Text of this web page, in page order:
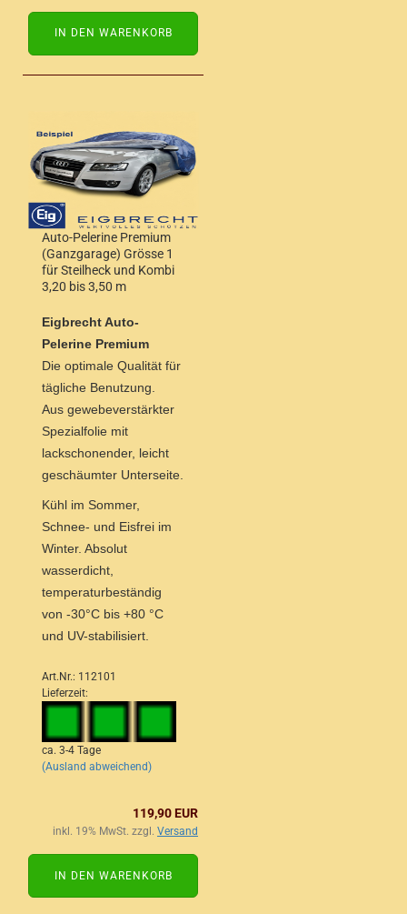
IN DEN WARENKORB
Auto-Pelerine Premium
(Ganzgarage) Grösse 1
für Steilheck und Kombi
3,20 bis 3,50 m
Höhe
Eigbrecht Auto-
Pelerine Premium
Die optimale Qualität für
tägliche Benutzung.
Aus gewebeverstärkter
Spezialfolie mit
lackschonender, leicht
geschäumter Unterseite.
Kühl im Sommer,
Schnee- und Eisfrei im
Winter. Absolut
wasserdicht,
temperaturbeständig
von -30°C bis +80 °C
und UV-stabilisiert.
Art.Nr.: 112101
Lieferzeit:
ca. 3-4 Tage
(Ausland abweichend)
119,90 EUR
inkl. 19% MwSt. zzgl. Versand
IN DEN WARENKORB